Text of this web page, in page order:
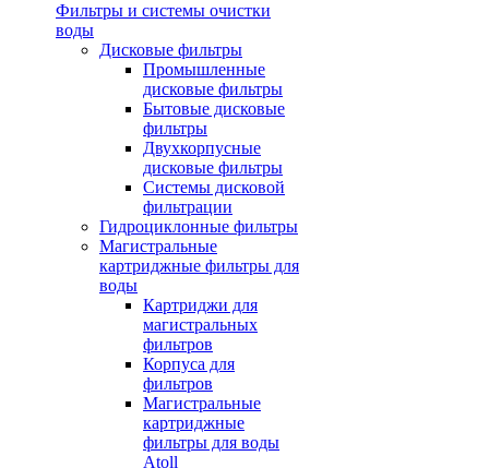
Фильтры и системы очистки
воды
Дисковые фильтры
Промышленные
дисковые фильтры
Бытовые дисковые
фильтры
Двухкорпусные
дисковые фильтры
Системы дисковой
фильтрации
Гидроциклонные фильтры
Магистральные
картриджные фильтры для
воды
Картриджи для
магистральных
фильтров
Корпуса для
фильтров
Магистральные
картриджные
фильтры для воды
Atoll